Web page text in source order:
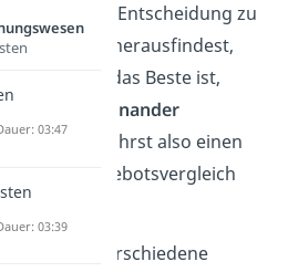
so die richtige Entscheidung zu
Damit du herausfindest,
Angebot das Beste ist,
miteinander
. Du führst also einen
Angebotsvergleich
werden verschiedene
03:47
03:39